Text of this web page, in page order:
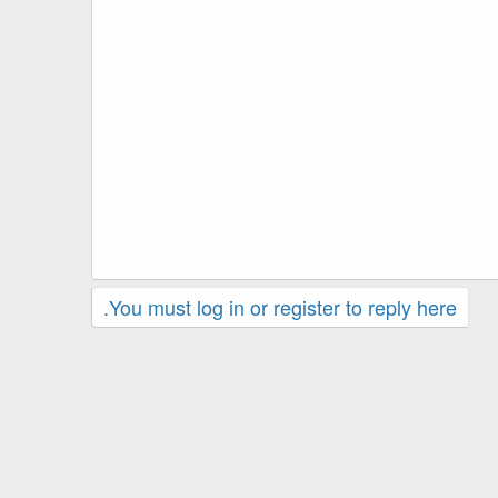
You must log in or register to reply here.